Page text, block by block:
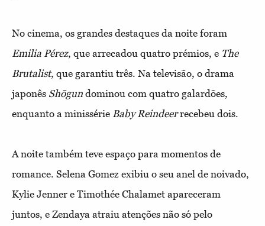
No cinema, os grandes destaques da noite foram
Emilia Pérez, que arrecadou quatro prémios, e The
Brutalist, que garantiu três. Na televisão, o drama
japonês Shōgun dominou com quatro galardões,
enquanto a minissérie Baby Reindeerrecebeu dois.
A noite também teve espaço para momentos de
romance. Selena Gomez exibiu o seu anel de noivado,
Kylie Jenner e Timothée Chalamet apareceram
juntos, e Zendaya atraiu atenções não só pelo